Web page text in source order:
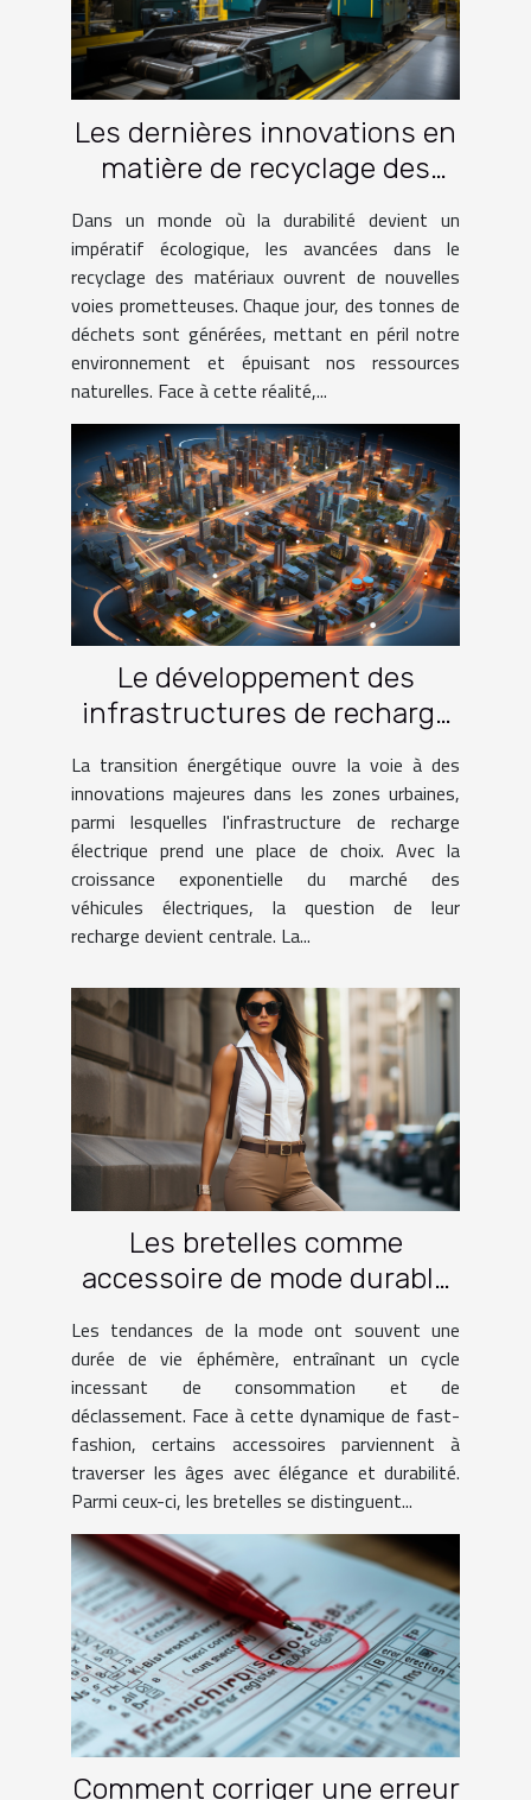
Les dernières innovations en
matière de recyclage des
Dans un monde où la durabilité devient un
impératif écologique, les avancées dans le
recyclage des matériaux ouvrent de nouvelles
voies prometteuses. Chaque jour, des tonnes de
déchets sont générées, mettant en péril notre
environnement et épuisant nos ressources
naturelles. Face à cette réalité,...
Le développement des
infrastructures de recharge
électrique en zone urbaine
La transition énergétique ouvre la voie à des
innovations majeures dans les zones urbaines,
parmi lesquelles l'infrastructure de recharge
électrique prend une place de choix. Avec la
croissance exponentielle du marché des
véhicules électriques, la question de leur
recharge devient centrale. La...
Les bretelles comme
accessoire de mode durable
Les tendances de la mode ont souvent une
durée de vie éphémère, entraînant un cycle
incessant de consommation et de
déclassement. Face à cette dynamique de fast-
fashion, certains accessoires parviennent à
traverser les âges avec élégance et durabilité.
Parmi ceux-ci, les bretelles se distinguent...
Comment corriger une erreur